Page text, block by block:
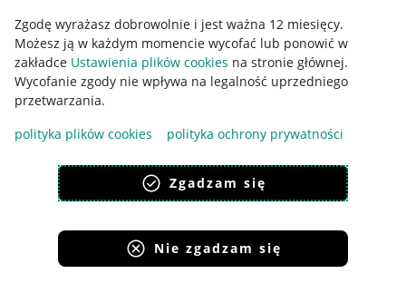
Zgodę wyrażasz dobrowolnie i jest ważna 12 miesięcy.
Możesz ją w każdym momencie wycofać lub ponowić w
zakładce Ustawienia plików cookies na stronie głównej.
Wycofanie zgody nie wpływa na legalność uprzedniego
przetwarzania.
polityka plików cookies
polityka ochrony prywatności
Zgadzam się
Nie zgadzam się
Pobierz aplikację
Korzystanie z serwisu oznacza akceptacjęregulaminu